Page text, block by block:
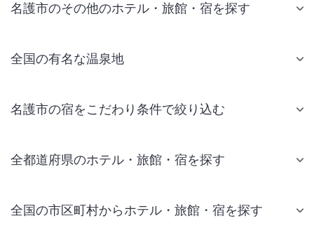
名護市のその他のホテル・旅館・宿を探す
全国の有名な温泉地
名護市の宿をこだわり条件で絞り込む
全都道府県のホテル・旅館・宿を探す
全国の市区町村からホテル・旅館・宿を探す